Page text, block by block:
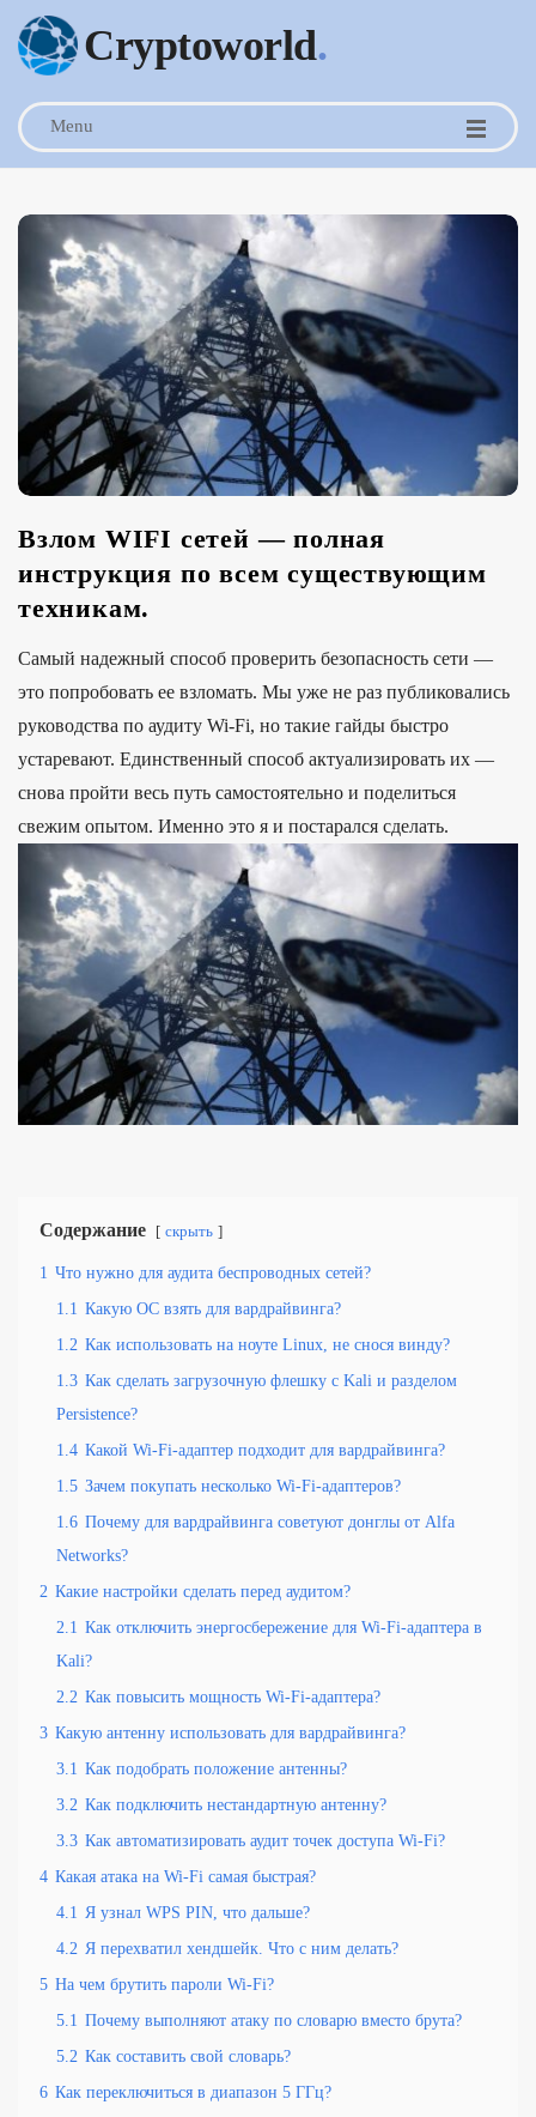
Cryptoworld.
Menu
Взлом WIFI сетей — полная
инструкция по всем существующим
техникам.
Самый надежный способ проверить безопасность сети —
это попробовать ее взломать. Мы уже не раз публиковались
руководства по аудиту Wi-Fi, но такие гайды быстро
устаревают. Единственный способ актуализировать их —
снова пройти весь путь самостоятельно и поделиться
свежим опытом. Именно это я и постарался сделать.
Содержание скрыть
1 Что нужно для аудита беспроводных сетей?
1.1 Какую ОС взять для вардрайвинга?
1.2 Как использовать на ноуте Linux, не снося винду?
1.3 Как сделать загрузочную флешку с Kali и разделом
Persistence?
1.4 Какой Wi-Fi-адаптер подходит для вардрайвинга?
1.5 Зачем покупать несколько Wi-Fi-адаптеров?
1.6 Почему для вардрайвинга советуют донглы от Alfa
Networks?
2 Какие настройки сделать перед аудитом?
2.1 Как отключить энергосбережение для Wi-Fi-адаптера в
Kali?
2.2 Как повысить мощность Wi-Fi-адаптера?
3 Какую антенну использовать для вардрайвинга?
3.1 Как подобрать положение антенны?
3.2 Как подключить нестандартную антенну?
3.3 Как автоматизировать аудит точек доступа Wi-Fi?
4 Какая атака на Wi-Fi самая быстрая?
4.1 Я узнал WPS PIN, что дальше?
4.2 Я перехватил хендшейк. Что с ним делать?
5 На чем брутить пароли Wi-Fi?
5.1 Почему выполняют атаку по словарю вместо брута?
5.2 Как составить свой словарь?
6 Как переключиться в диапазон 5 ГГц?